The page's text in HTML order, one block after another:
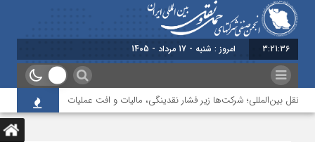
3:21:37 امروز : شنبه - 17 مرداد - 1405
بین‌المللی؛ شرکت‌ها زیر فشار نقدینگی، مالیات و افت عملیات بررسی